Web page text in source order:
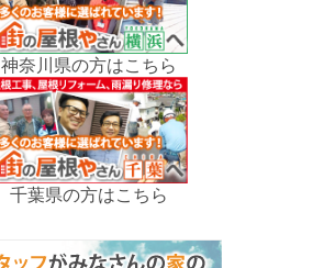
神奈川県の方はこちら
千葉県の方はこちら